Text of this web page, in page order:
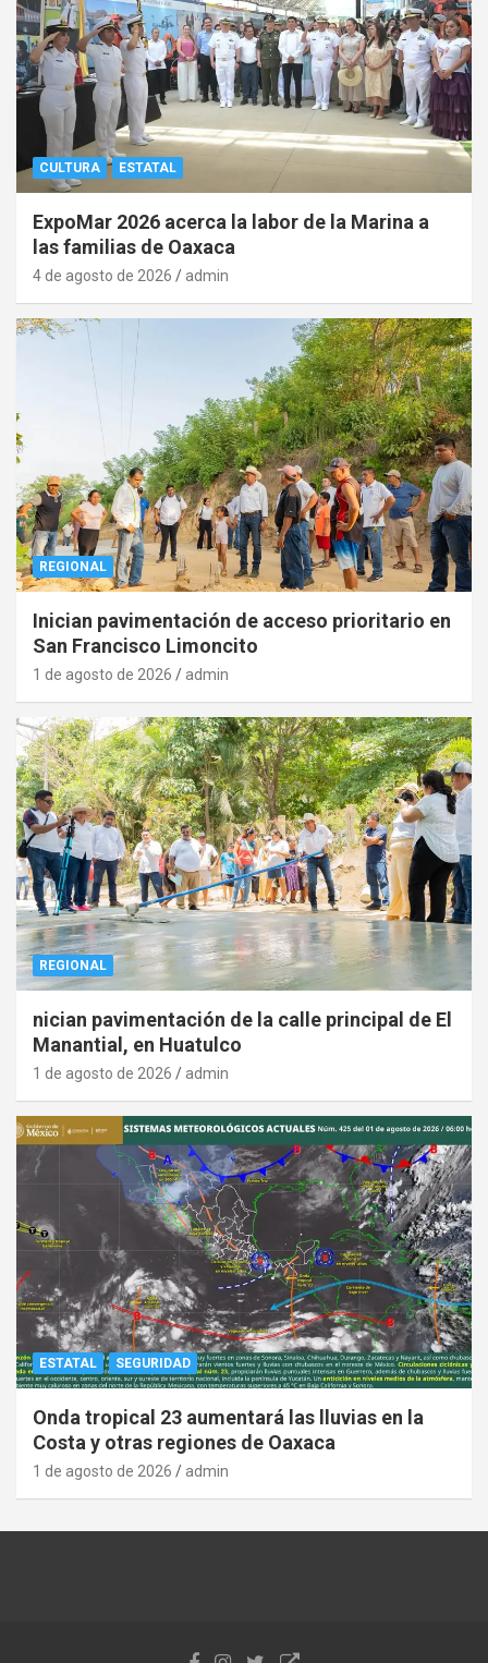
CULTURA ESTATAL
ExpoMar 2026 acerca la labor de la Marina a
las familias de Oaxaca
4 de agosto de 2026 admin
REGIONAL
Inician pavimentación de acceso prioritario en
San Francisco Limoncito
1 de agosto de 2026 admin
REGIONAL
nician pavimentación de la calle principal de El
Manantial, en Huatulco
1 de agosto de 2026 admin
ESTATAL SEGURIDAD
Onda tropical 23 aumentará las lluvias en la
Costa y otras regiones de Oaxaca
1 de agosto de 2026 admin